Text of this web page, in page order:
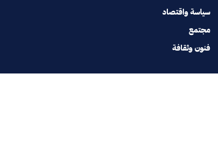
سياسة واقتصاد
مجتمع
فنون وثقافة